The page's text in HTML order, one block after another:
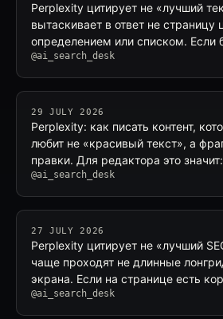
Perplexity цитирует не «лучший
вытаскивает в ответ не
определением или списком. Если
@ai_search_desk
29 JULY 2026
Perplexity: как писать контент,
любит не «красивый текст», а
правки. Для редактора это
@ai_search_desk
27 JULY 2026
Perplexity цитирует не «лучший
чаще проходят не длинные
экрана. Если на странице есть
@ai_search_desk